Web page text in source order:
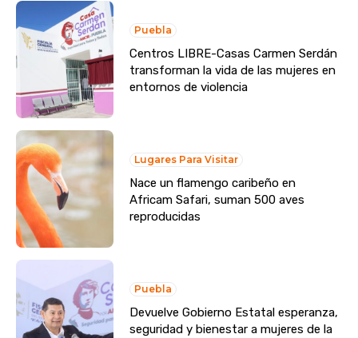
Puebla
Centros LIBRE-Casas Carmen Serdán
transforman la vida de las mujeres en
entornos de violencia
Lugares Para Visitar
Nace un flamengo caribeño en
Africam Safari, suman 500 aves
reproducidas
Puebla
Devuelve Gobierno Estatal esperanza,
seguridad y bienestar a mujeres de la